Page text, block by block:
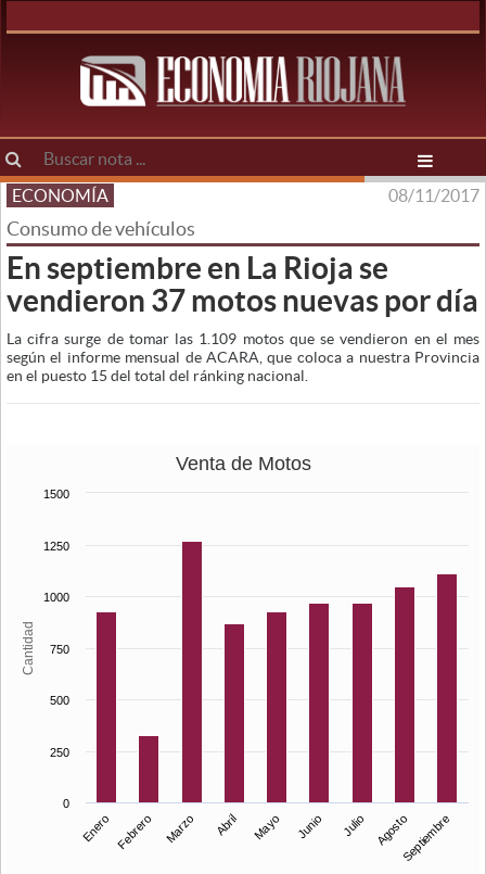
ECONOMÍA 08/11/2017
Consumo de vehículos
En septiembre en La Rioja se
vendieron 37 motos nuevas por día
La cifra surge de tomar las 1.109 motos que se vendieron en el mes
según el informe mensual de ACARA, que coloca a nuestra Provincia
en el puesto 15 del total del ránking nacional.
Cantidad
Venta de Motos
Enero Febrero Marzo Abril Mayo Junio Julio AgostoSeptiembre
0
250
500
750
1000
1250
1500